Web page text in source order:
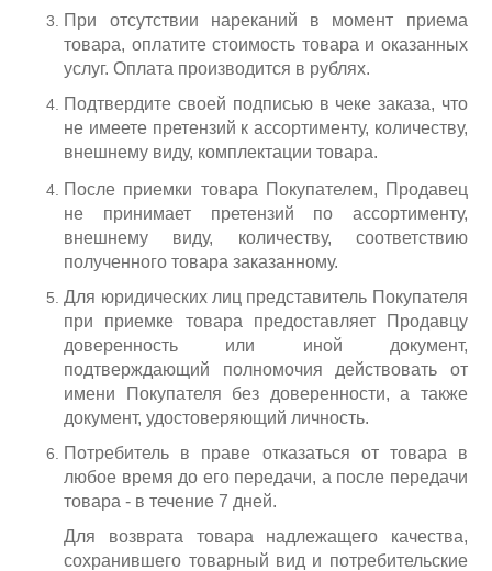
При отсутствии нареканий в момент приема
товара, оплатите стоимость товара и оказанных
услуг. Оплата производится в рублях.
Подтвердите своей подписью в чеке заказа, что
не имеете претензий к ассортименту, количеству,
внешнему виду, комплектации товара.
После приемки товара Покупателем, Продавец
не принимает претензий по ассортименту,
внешнему виду, количеству, соответствию
полученного товара заказанному.
Для юридических лиц представитель Покупателя
при приемке товара предоставляет Продавцу
доверенность или иной документ,
подтверждающий полномочия действовать от
имени Покупателя без доверенности, а также
документ, удостоверяющий личность.
Потребитель в праве отказаться от товара в
любое время до его передачи, а после передачи
товара - в течение 7 дней.
Для возврата товара надлежащего качества,
сохранившего товарный вид и потребительские